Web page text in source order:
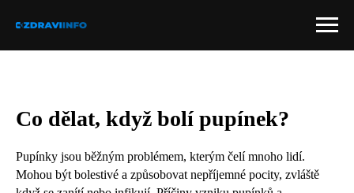
Co dělat, když bolí pupínek?
Pupínky jsou běžným problémem, kterým čelí mnoho lidí.
Mohou být bolestivé a způsobovat nepříjemné pocity, zvláště